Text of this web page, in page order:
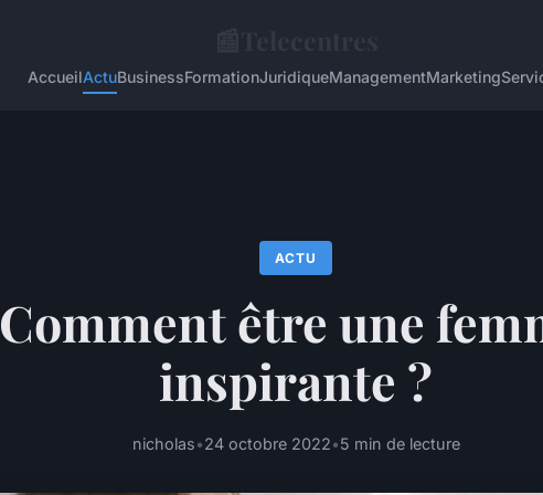
AccueilActuBusinessFormationJuridiqueManagementMarketing
ACTU
Comment être une
inspirante ?
nicholas•24 octobre 2022•5 min de lecture